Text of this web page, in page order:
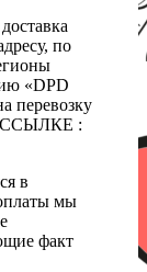
по
«DPD
перевозку
ССЫЛКЕ :
в
мы
факт